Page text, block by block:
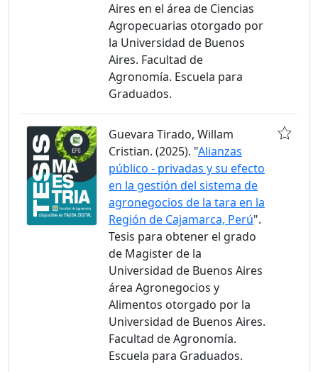
Aires en el área de Ciencias
Agropecuarias otorgado por
la Universidad de Buenos
Aires. Facultad de
Agronomía. Escuela para
Graduados.
Guevara Tirado, Willam
Cristian. (2025). "Alianzas
público - privadas y su efecto
en la gestión del sistema de
agronegocios de la tara en la
Región de Cajamarca, Perú".
Tesis para obtener el grado
de Magister de la
Universidad de Buenos Aires
área Agronegocios y
Alimentos otorgado por la
Universidad de Buenos Aires.
Facultad de Agronomía.
Escuela para Graduados.